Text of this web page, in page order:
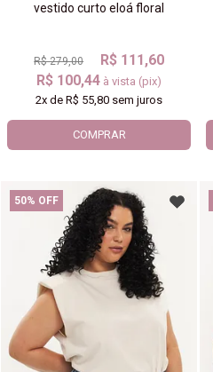
vestido curto eloá floral
R$ 279,00
R$ 111,60
R$ 100,44 à vista (pix)
2x deR$ 55,80 sem juros
COMPRAR
50% OFF